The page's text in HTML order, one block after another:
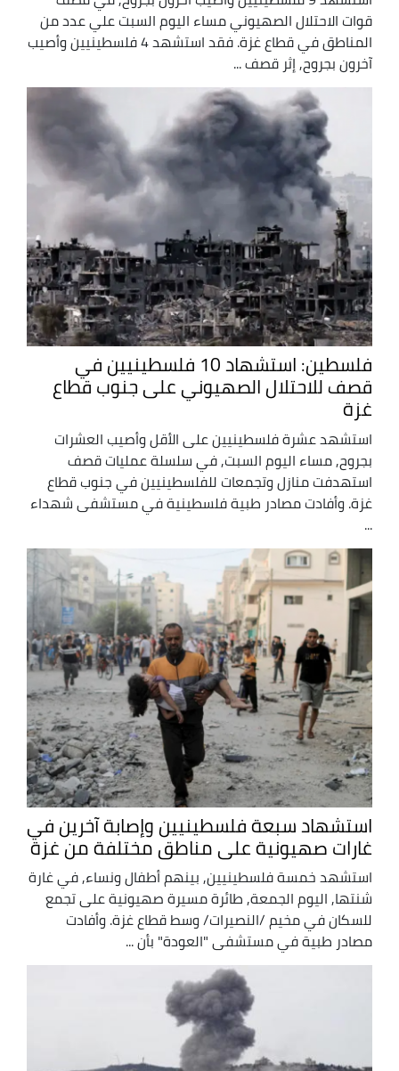
قوات الاحتلال الصهيوني مساء اليوم السبت علي عدد من
المناطق في قطاع غزة. فقد استشهد 4 فلسطينيين وأصيب
آخرون بجروح, إثر قصف ...
فلسطين: استشهاد 10 فلسطينيين في
قصف للاحتلال الصهيوني على جنوب قطاع
غزة
استشهد عشرة فلسطينيين على الأقل وأصيب العشرات
بجروح, مساء اليوم السبت, في سلسلة عمليات قصف
استهدفت منازل وتجمعات للفلسطينيين في جنوب قطاع
غزة. وأفادت مصادر طبية فلسطينية في مستشفى شهداء
استشهاد سبعة فلسطينيين وإصابة آخرين في
غارات صهيونية على مناطق مختلفة من غزة
استشهد خمسة فلسطينيين, بينهم أطفال ونساء, في غارة
شنتها, اليوم الجمعة, طائرة مسيرة صهيونية على تجمع
للسكان في مخيم /النصيرات/ وسط قطاع غزة. وأفادت
مصادر طبية في مستشفى "العودة" بأن ...